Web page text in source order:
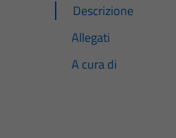
Descrizione
Allegati
A cura di